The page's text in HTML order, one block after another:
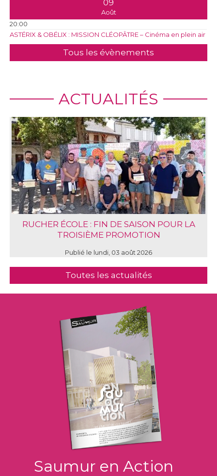
09
Août
20:00
ASTÉRIX & OBÉLIX : MISSION CLÉOPÂTRE – Cinéma en plein air
Tous les évènements
ACTUALITÉS
RUCHER ÉCOLE : FIN DE SAISON POUR LA
TROISIÈME PROMOTION
Publié le lundi, 03 août 2026
Toutes les actualités
Saumur en Action